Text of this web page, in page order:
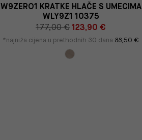
W9ZERO1 KRATKE HLAČE S UMECIMA
WLY9Z1 10375
177,00 €123,90 €
*najniža cijena u prethodnih 30 dana 88,50 €